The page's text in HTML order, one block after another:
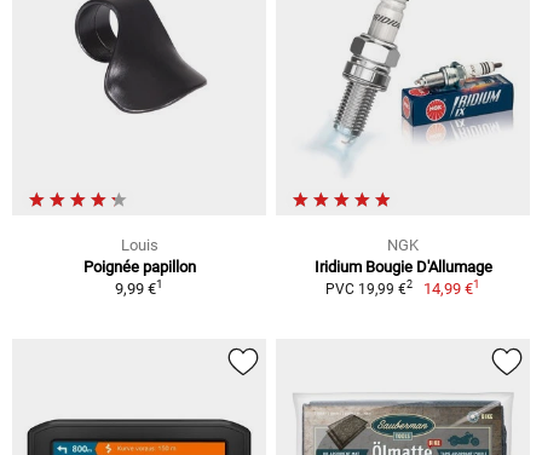
Louis
Poignée papillon
9,99 €1
NGK
Iridium Bougie D'Allumage
PVC 19,99 €2 14,99 €1